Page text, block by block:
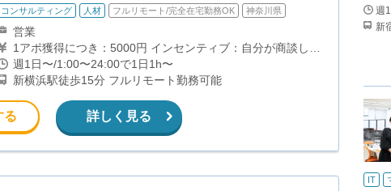
コンサルティング 人材 フルリモート/完全在宅勤務OK 神奈川県
営業
1アポ獲得につき：5000円 インセンティブ：自分が商談し決
めることができたら、さらに受注金額の10%をバック 【月
収例】 セールスメンバーの場合（稼働時間：週15時間の架
電×4週＝60時間） →アポ20件獲得×5000円＝100000円＋商
獲得（時給換算すると約2000円）
週1日〜/1:00〜24:00で1日1h〜
新横浜駅徒歩15分 フルリモート勤務可能
る 詳しく見る
週
新
IT